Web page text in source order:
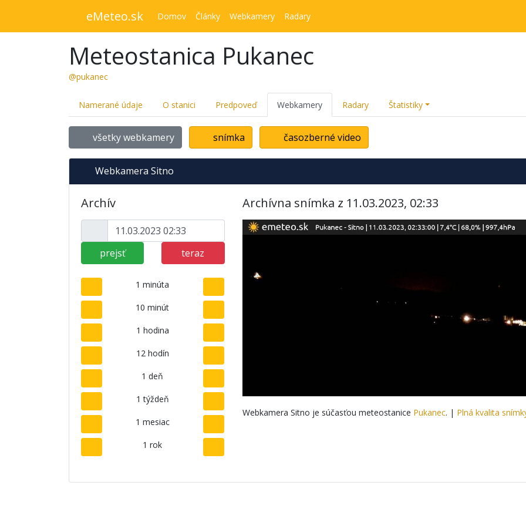
eMeteo.sk Domov Články Webkamery Radary
Meteostanica Pukanec
@pukanec
Namerané údaje O stanici Predpoveď Webkamery Radary Štatistiky
všetky webkamery snímka časozberné video
Webkamera Sitno
Archív
prejsť teraz
1 minúta
10 minút
1 hodina
12 hodín
1 deň
1 týždeň
1 mesiac
1 rok
Archívna snímka z 11.03.2023, 02:33
Webkamera Sitno je súčasťou meteostanice Pukanec. | Plná kvalita